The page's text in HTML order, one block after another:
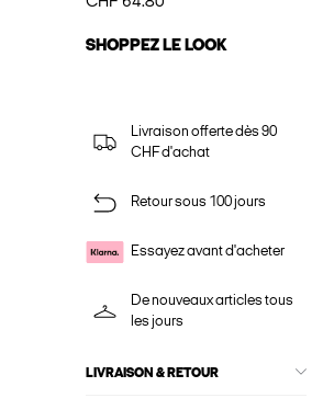
SHOPPEZ LE LOOK
Livraison offerte dès 90
CHF d'achat
Retour sous 100 jours
Essayez avant d'acheter
De nouveaux articles tous
les jours
LIVRAISON & RETOUR